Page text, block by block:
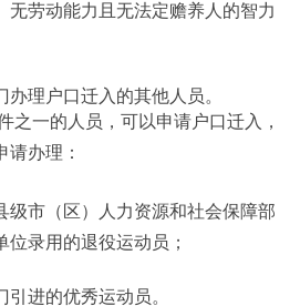
无劳动能力且无法定赡养人的智力
办理户口迁入的其他人员。
之一的人员，可以申请户口迁入，
办理：
级市（区）人力资源和社会保障部
录用的退役运动员；
引进的优秀运动员。